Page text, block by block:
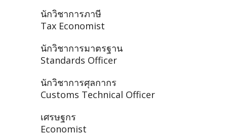
นักวิชาการภาษี
Tax Economist
นักวิชาการมาตรฐาน
Standards Officer
นักวิชาการศุลกากร
Customs Technical Officer
เศรษฐกร
Economist